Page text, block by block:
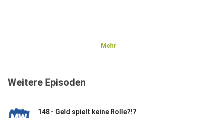
Mehr
Weitere Episoden
148 - Geld spielt keine Rolle?!?